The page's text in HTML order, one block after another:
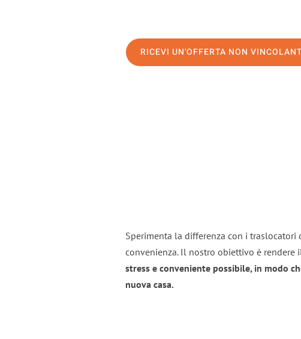
RICEVI UN'OFFERTA NON
Sperimenta la differenza con i
convenienza. Il nostro obiettivo è rendere
stress e conveniente possibile, in modo
nuova casa.